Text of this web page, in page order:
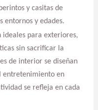
y casitas de
entornos y edades.
ideales para exteriores,
sin sacrificar la
de interior se diseñan
entretenimiento en
se refleja en cada